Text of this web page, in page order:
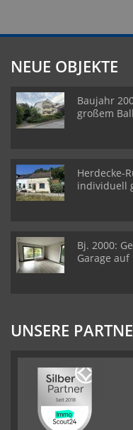
NEUE OBJEKTE
Baujahr
großem
Herdecke-
individuell
Bj. 2000:
Garage
UNSERE